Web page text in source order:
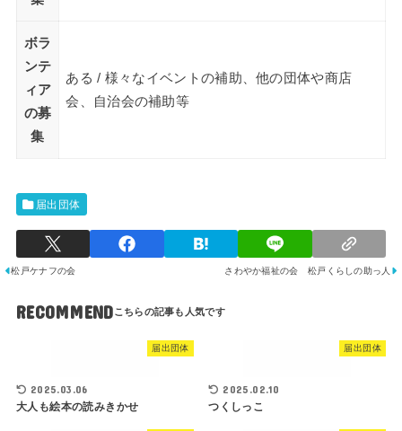
ボラ
ンテ
ィア
の募
集
ある / 様々なイベントの補助、他の団体や商店
会、自治会の補助等
届出団体
松戸ケナフの会 さわやか福祉の会 松戸くらしの助っ人
RECOMMEND
届出団体
2025.03.06
大人も絵本の読みきかせ
届出団体
2025.02.10
つくしっこ